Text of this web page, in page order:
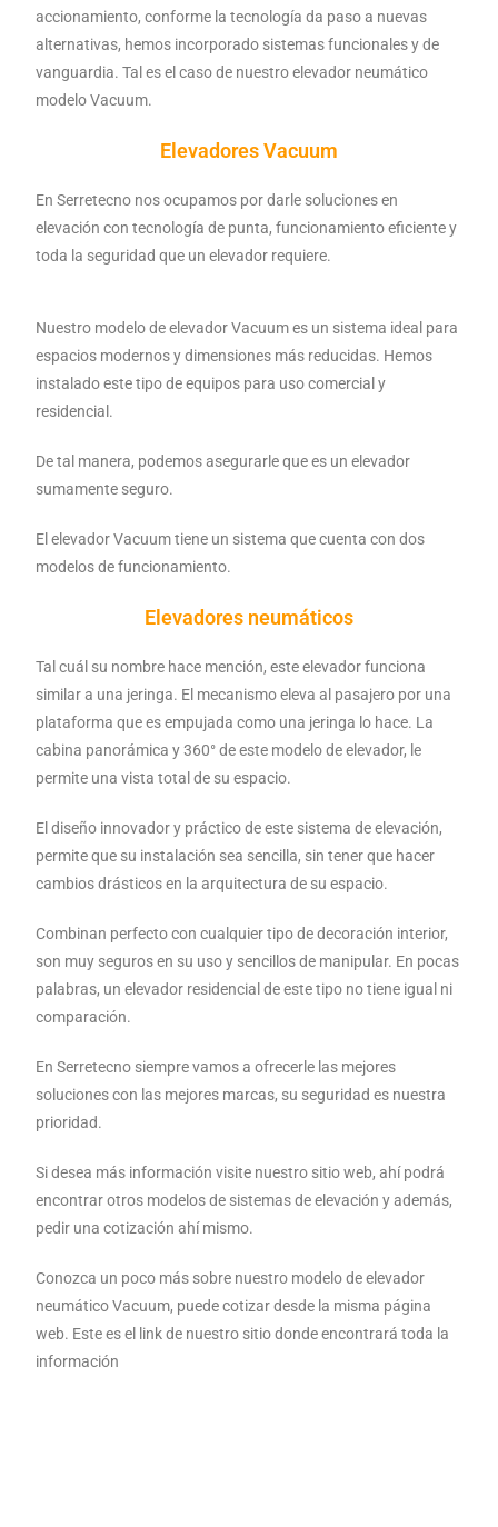
accionamiento, conforme la tecnología da paso a nuevas
alternativas, hemos incorporado sistemas funcionales y de
vanguardia. Tal es el caso de nuestro elevador neumático
modelo Vacuum.
Elevadores Vacuum
En Serretecno nos ocupamos por darle soluciones en
elevación con tecnología de punta, funcionamiento eficiente y
toda la seguridad que un elevador requiere.
Nuestro modelo de elevador Vacuum es un sistema ideal para
espacios modernos y dimensiones más reducidas. Hemos
instalado este tipo de equipos para uso comercial y
residencial.
De tal manera, podemos asegurarle que es un elevador
sumamente seguro.
El elevador Vacuum tiene un sistema que cuenta con dos
modelos de funcionamiento.
Elevadores neumáticos
Tal cuál su nombre hace mención, este elevador funciona
similar a una jeringa. El mecanismo eleva al pasajero por una
plataforma que es empujada como una jeringa lo hace. La
cabina panorámica y 360° de este modelo de elevador, le
permite una vista total de su espacio.
El diseño innovador y práctico de este sistema de elevación,
permite que su instalación sea sencilla, sin tener que hacer
cambios drásticos en la arquitectura de su espacio.
Combinan perfecto con cualquier tipo de decoración interior,
son muy seguros en su uso y sencillos de manipular. En pocas
palabras, un elevador residencial de este tipo no tiene igual ni
comparación.
En Serretecno siempre vamos a ofrecerle las mejores
soluciones con las mejores marcas, su seguridad es nuestra
prioridad.
Si desea más información visite nuestro sitio web, ahí podrá
encontrar otros modelos de sistemas de elevación y además,
pedir una cotización ahí mismo.
Conozca un poco más sobre nuestro modelo de elevador
neumático Vacuum, puede cotizar desde la misma página
web. Este es el link de nuestro sitio donde encontrará toda la
información